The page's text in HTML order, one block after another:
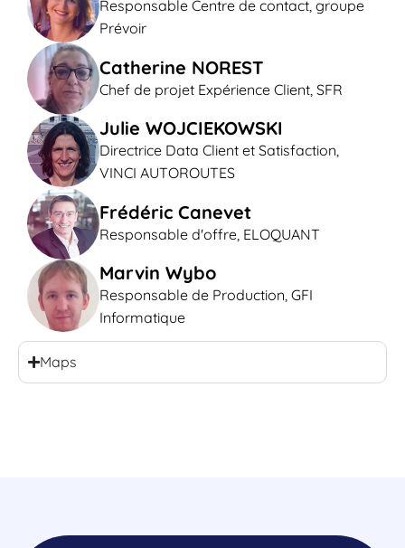
Responsable Centre de contact, groupe
Prévoir
Catherine NOREST
Chef de projet Expérience Client, SFR
Julie WOJCIEKOWSKI
Directrice Data Client et Satisfaction,
VINCI AUTOROUTES
Frédéric Canevet
Responsable d'offre, ELOQUANT
Marvin Wybo
Responsable de Production, GFI
Informatique
Maps